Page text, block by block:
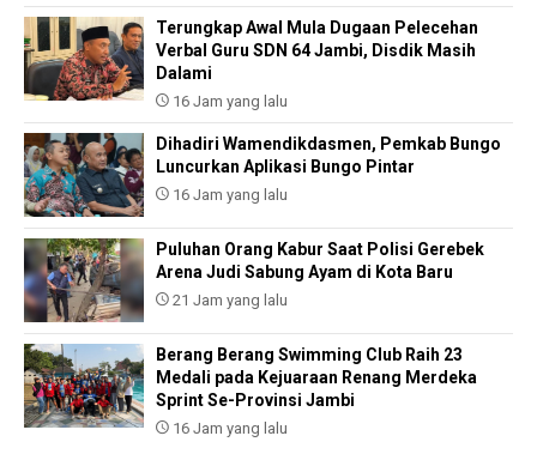
Terungkap Awal Mula Dugaan Pelecehan
Verbal Guru SDN 64 Jambi, Disdik Masih
Dalami
16 Jam yang lalu
Dihadiri Wamendikdasmen, Pemkab Bungo
Luncurkan Aplikasi Bungo Pintar
16 Jam yang lalu
Puluhan Orang Kabur Saat Polisi Gerebek
Arena Judi Sabung Ayam di Kota Baru
21 Jam yang lalu
Berang Berang Swimming Club Raih 23
Medali pada Kejuaraan Renang Merdeka
Sprint Se-Provinsi Jambi
16 Jam yang lalu